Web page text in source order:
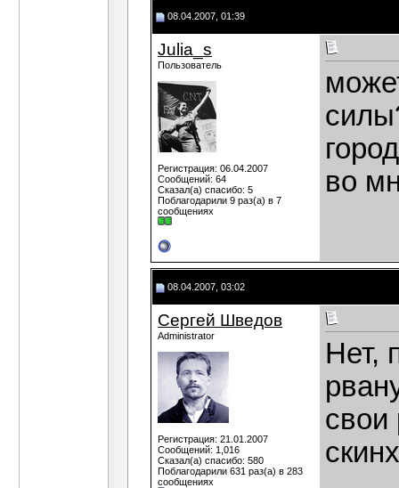
08.04.2007, 01:39
Julia_s
Пользователь
Регистрация: 06.04.2007
Сообщений: 64
Сказал(а) спасибо: 5
Поблагодарили 9 раз(а) в 7
сообщениях
во
08.04.2007, 03:02
Сергей Шведов
Administrator
Регистрация: 21.01.2007
Сообщений: 1,016
Сказал(а) спасибо: 580
Поблагодарили 631 раз(а) в 283
сообщениях
Нет,
свои